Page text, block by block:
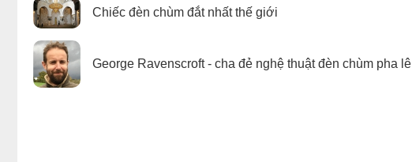
Chiếc đèn chùm đắt nhất thế giới
George Ravenscroft - cha đẻ nghệ thuật đèn chùm pha lê